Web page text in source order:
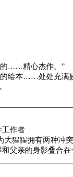
的……精心杰作。”
绘本……处处充满
作者
大猩猩拥有两种
父亲的身影叠合在